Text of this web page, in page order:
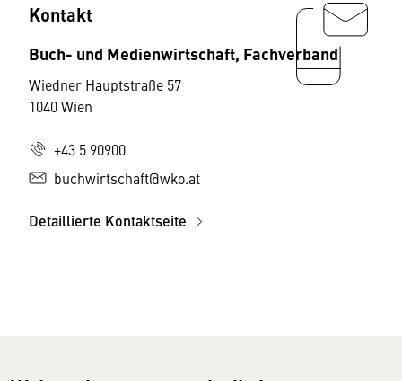
Kontakt
Buch- und Medienwirtschaft, Fachverband
Wiedner Hauptstraße 57
1040 Wien
+43 5 90900
buchwirtschaft@wko.at
Detaillierte Kontaktseite